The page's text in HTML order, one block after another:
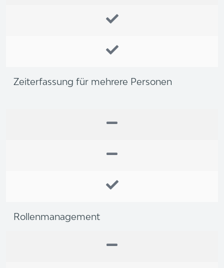
Zeiterfassung für mehrere Personen
Rollenmanagement